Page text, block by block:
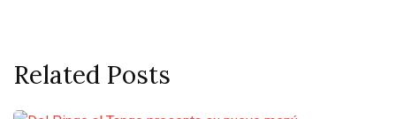
Related Posts